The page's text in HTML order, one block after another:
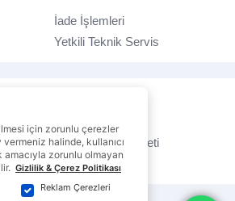
İade İşlemleri
Yetkili Teknik Servis
Ticari Elektronik İleti
Veri Gizliliği
için zorunlu çerezler
vermeniz halinde, kullanıcı
zorunlu olmayan
Gizlilik & Çerez Politikası
Reklam Çerezleri